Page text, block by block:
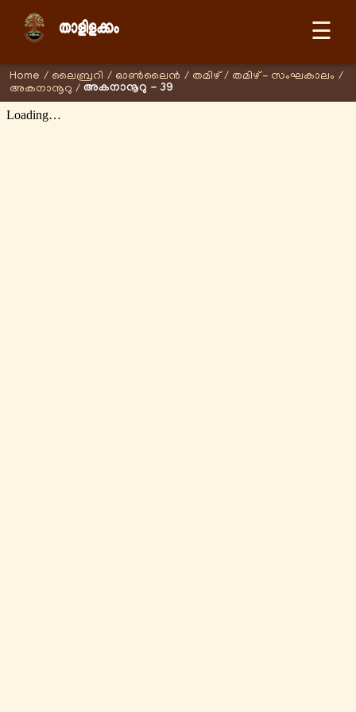
☰
Home / ലൈബ്രറി / ഓണ്‍ലൈന്‍ / തമിഴ് / തമിഴ് - സംഘകാലം /
അകനാനൂറു / അകനാനൂറു - 39